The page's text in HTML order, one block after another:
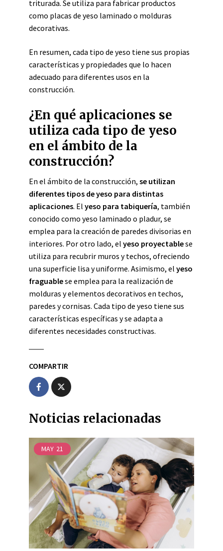
triturada. Se utiliza para fabricar productos
como placas de yeso laminado o molduras
decorativas.
En resumen, cada tipo de yeso tiene sus propias
características y propiedades que lo hacen
adecuado para diferentes usos en la
construcción.
¿En qué aplicaciones se
utiliza cada tipo de yeso
en el ámbito de la
construcción?
En el ámbito de la construcción, se utilizan
diferentes tipos de yeso para distintas
aplicaciones. El yeso para tabiquería, también
conocido como yeso laminado o pladur, se
emplea para la creación de paredes divisorias en
interiores. Por otro lado, el yeso proyectablese
utiliza para recubrir muros y techos, ofreciendo
una superficie lisa y uniforme. Asimismo, el yeso
fraguablese emplea para la realización de
molduras y elementos decorativos en techos,
paredes y cornisas. Cada tipo de yeso tiene sus
características específicas y se adapta a
diferentes necesidades constructivas.
COMPARTIR
Noticias relacionadas
MAY 21